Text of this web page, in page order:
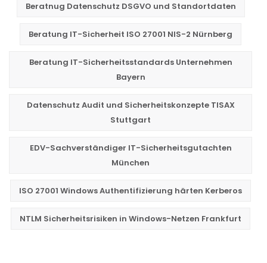
Beratnug Datenschutz DSGVO und Standortdaten
Beratung IT-Sicherheit ISO 27001 NIS-2 Nürnberg
Beratung IT-Sicherheitsstandards Unternehmen
Bayern
Datenschutz Audit und Sicherheitskonzepte TISAX
Stuttgart
EDV-Sachverständiger IT-Sicherheitsgutachten
München
ISO 27001 Windows Authentifizierung härten Kerberos
NTLM Sicherheitsrisiken in Windows-Netzen Frankfurt